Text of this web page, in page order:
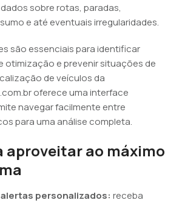
sobre rotas, paradas,
e até eventuais irregularidades.
são essenciais para identificar
otimização e prevenir situações de
de veículos da
oferece uma interface
navegar facilmente entre
para uma análise completa.
aproveitar ao máximo
personalizados: receba